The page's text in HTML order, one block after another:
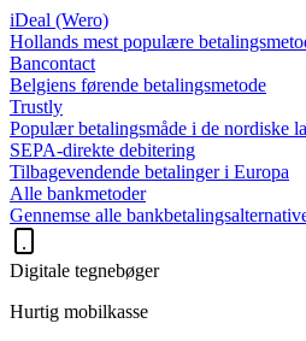
iDeal (Wero)
Hollands mest populære
Bancontact
Belgiens førende betalingsmetode
Trustly
Populær betalingsmåde i de nordiske
SEPA-direkte debitering
Tilbagevendende betalinger i Europa
Alle bankmetoder
Gennemse alle
Digitale tegnebøger
Hurtig mobilkasse